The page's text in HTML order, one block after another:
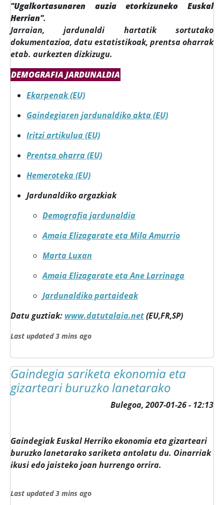
"Ugalkortasunaren auzia etorkizuneko Euskal
Herrian".
Jarraian, jardunaldi hartatik sortutako
dokumentazioa, datu estatistikoak, prentsa oharrak
etab. aurkezten dizkizugu.
DEMOGRAFIA JARDUNALDIA
Ekarpenak (EU)
Gaindegiaren jardunaldiko akta (EU)
Iritzi artikulua (EU)
Prentsa oharra (EU)
Hemeroteka (EU)
Jardunaldiko argazkiak
Demografia jardunaldia
Amaia Elizagarate eta Mila Amurrio
Marta Luxan
Amaia Elizagarate eta Ane Larrinaga
Jardunaldiko partaideak
Datu guztiak: www.datutalaia.net(EU,FR,SP)
Last updated 3 mins ago
Gaindegia sariketa ekonomia eta
gizarteari buruzko lanetarako
Bulegoa,2007-01-26 - 12:13
Gaindegiak Euskal Herriko ekonomia eta gizarteari
buruzko lanetarako sariketa antolatu du. Oinarriak
ikusi edo jaisteko joan hurrengo orrira.
Last updated 3 mins ago